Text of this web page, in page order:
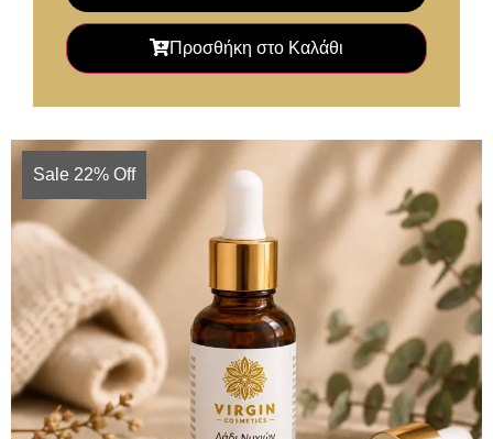
Προσθήκη στο Καλάθι
Sale 22% Off